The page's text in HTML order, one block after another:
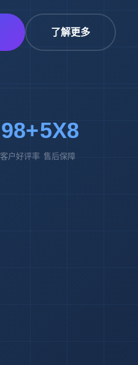
了解更多
98+
客户好评率
5X8
售后保障